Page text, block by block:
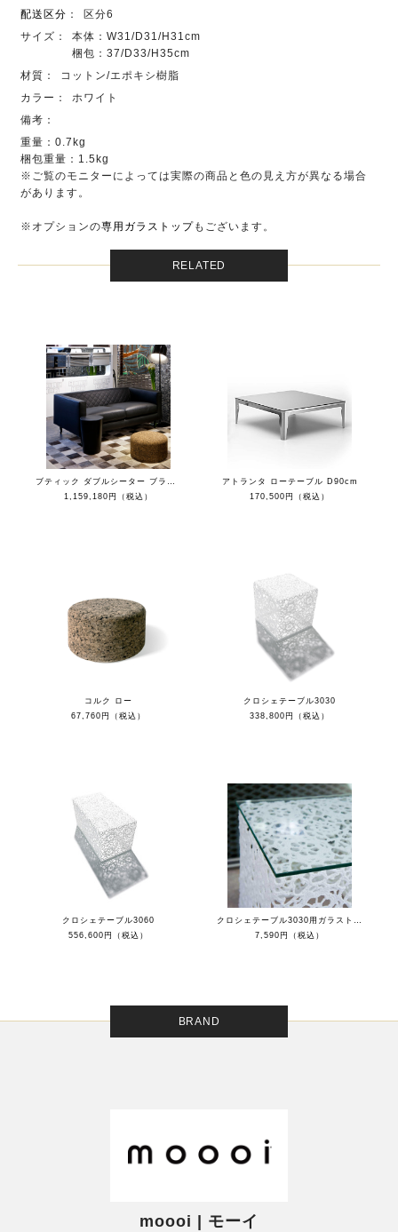
配送区分 ：
区分6
サイズ：
本体：W31/D31/H31cm
梱包：37/D33/H35cm
材質：
コットン/エポキシ樹脂
カラー：
ホワイト
備考：
重量：0.7kg
梱包重量：1.5kg
※ご覧のモニターによっては実際の商品と色の見え方が異なる場合
があります。
※オプションの専用ガラストップもございます。
RELATED
1,159,180円（税込）
アトランタ ローテーブル D90cm
170,500円（税込）
コルク ロー
67,760円（税込）
クロシェテーブル3030
338,800円（税込）
クロシェテーブル3060
556,600円（税込）
7,590円（税込）
BRAND
moooi | モーイ